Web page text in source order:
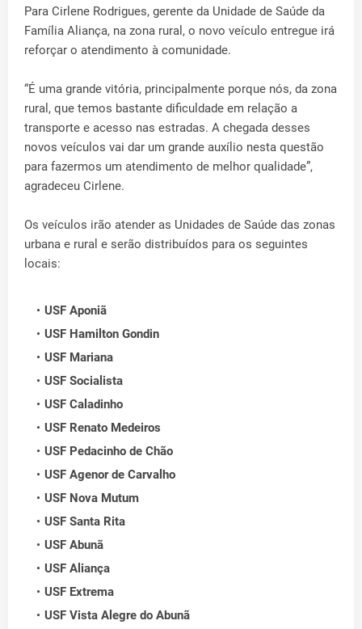
Para Cirlene Rodrigues, gerente da Unidade de Saúde da
Família Aliança, na zona rural, o novo veículo entregue irá
reforçar o atendimento à comunidade.
“É uma grande vitória, principalmente porque nós, da zona
rural, que temos bastante dificuldade em relação a
transporte e acesso nas estradas. A chegada desses
novos veículos vai dar um grande auxílio nesta questão
para fazermos um atendimento de melhor qualidade”,
agradeceu Cirlene.
Os veículos irão atender as Unidades de Saúde das zonas
urbana e rural e serão distribuídos para os seguintes
locais:
USF Aponiã
USF Hamilton Gondin
USF Mariana
USF Socialista
USF Caladinho
USF Renato Medeiros
USF Pedacinho de Chão
USF Agenor de Carvalho
USF Nova Mutum
USF Santa Rita
USF Abunã
USF Aliança
USF Extrema
USF Vista Alegre do Abunã